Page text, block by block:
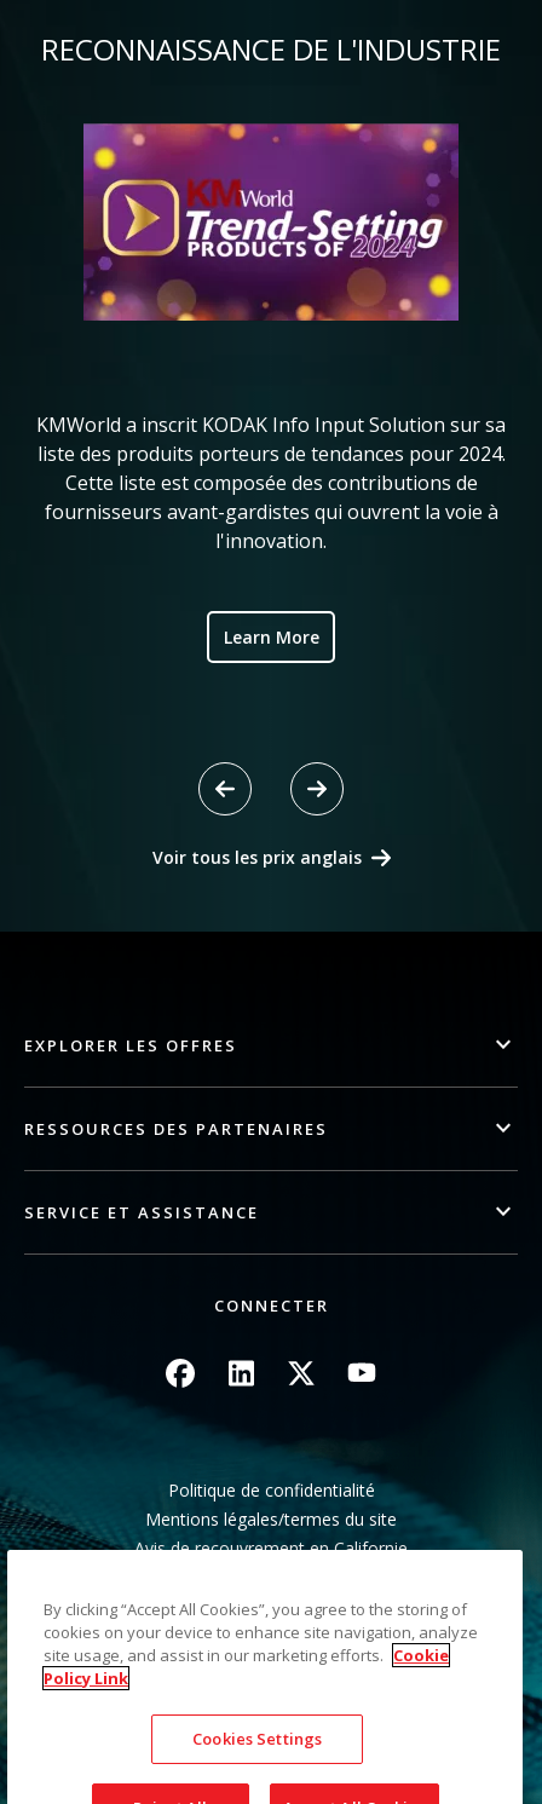
RECONNAISSANCE DE L'INDUSTRIE
KMWorld a inscrit KODAK Info Input Solution sur sa
liste des produits porteurs de tendances pour 2024.
Cette liste est composée des contributions de
fournisseurs avant-gardistes qui ouvrent la voie à
l'innovation.
Learn More
Voir tous les prix anglais
EXPLORER LES OFFRES
RESSOURCES DES PARTENAIRES
SERVICE ET ASSISTANCE
CONNECTER
Image Image Image Image
Politique de confidentialité
Mentions légales/termes du site
Avis de recouvrement en Californie
Plan du site
©2026 Kodak Alaris LLC TM/MC/MR : Alaris, ScanMate.
Toutes les marques commerciales et les dénominations
commerciales utilisées sont la propriété de leurs détenteurs
respectifs. La marque commerciale et l'identité visuelle de
Kodak sont utilisées sous licence acquise auprès de la société
Eastman Kodak Company.
By clicking “Accept All Cookies”, you agree to the storing of
cookies on your device to enhance site navigation, analyze
site usage, and assist in our marketing efforts. Cookie
Policy Link
Cookies Settings